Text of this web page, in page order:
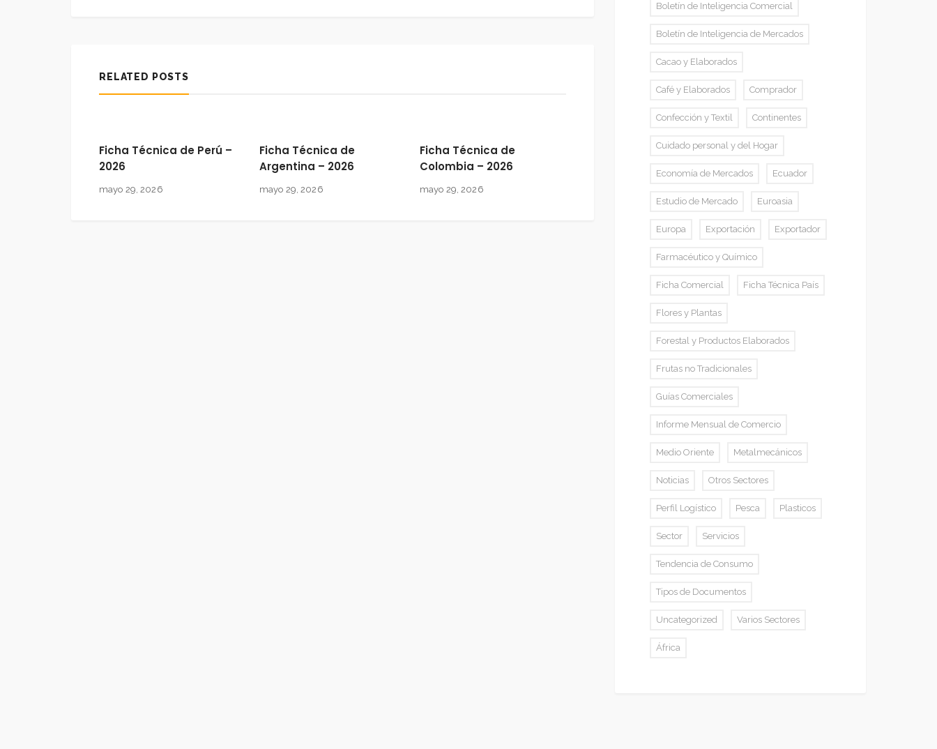
RELATED POSTS
Ficha Técnica de Perú –
2026
mayo 29, 2026
Ficha Técnica de
Argentina – 2026
mayo 29, 2026
Ficha Técnica de
Colombia – 2026
mayo 29, 2026
Boletín de Inteligencia Comercial
Boletín de Inteligencia de Mercados
Cacao y Elaborados
Café y Elaborados Comprador
Confección y Textil Continentes
Cuidado personal y del Hogar
Economía de Mercados Ecuador
Estudio de Mercado Euroasia
Europa Exportación Exportador
Farmacéutico y Químico
Ficha Comercial Ficha Técnica País
Flores y Plantas
Forestal y Productos Elaborados
Frutas no Tradicionales
Guías Comerciales
Informe Mensual de Comercio
Medio Oriente Metalmecánicos
Noticias Otros Sectores
Perfil Logístico Pesca Plasticos
Sector Servicios
Tendencia de Consumo
Tipos de Documentos
Uncategorized Varios Sectores
África